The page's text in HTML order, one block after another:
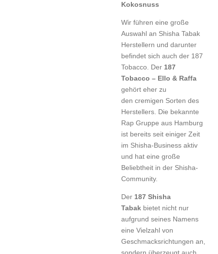
Kokosnuss
Wir führen eine große
Auswahl an Shisha Tabak
Herstellern und darunter
befindet sich auch der 187
Tobacco. Der 187
Tobacco – Ello & Raffa
gehört eher zu
den cremigen Sorten des
Herstellers. Die bekannte
Rap Gruppe aus Hamburg
ist bereits seit einiger Zeit
im Shisha-Business aktiv
und hat eine große
Beliebtheit in der Shisha-
Community.
Der 187 Shisha
Tabak bietet nicht nur
aufgrund seines Namens
eine Vielzahl von
Geschmacksrichtungen an,